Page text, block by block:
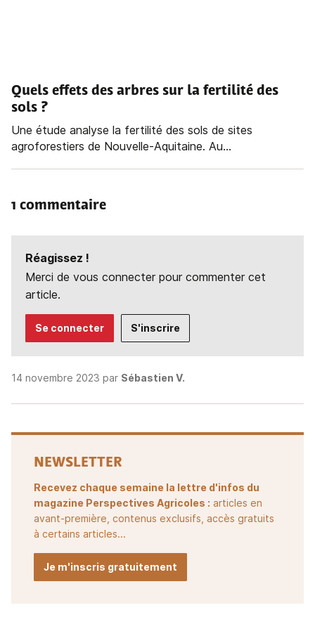
Quels effets des arbres sur la fertilité des
sols ?
Une étude analyse la fertilité des sols de sites
agroforestiers de Nouvelle-Aquitaine. Au...
1 commentaire
Réagissez !
Merci de vous connecter pour commenter cet
article.
Se connecter S'inscrire
14 novembre 2023 par Sébastien V.
NEWSLETTER
Recevez chaque semaine la lettre d'infos du
magazine Perspectives Agricoles : articles en
avant-première, contenus exclusifs, accès gratuits
à certains articles...
Je m'inscris gratuitement